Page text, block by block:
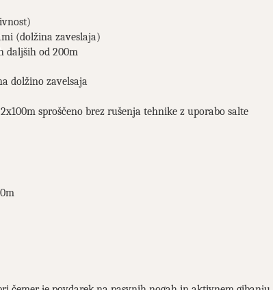
(dolžina zaveslaja)
daljših od 200m
dolžino zavelsaja
sproščeno brez rušenja tehnike z uporabo salte